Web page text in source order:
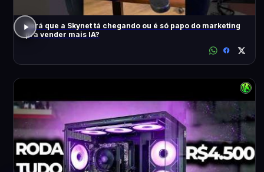
Será que a Skynet tá chegando ou é só papo do marketing
pra vender mais IA?